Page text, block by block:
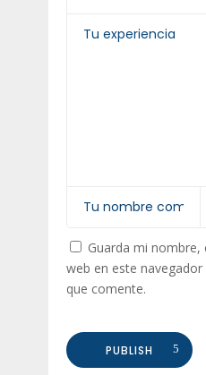
Guarda mi
web en este
que comente.
PUBLISH